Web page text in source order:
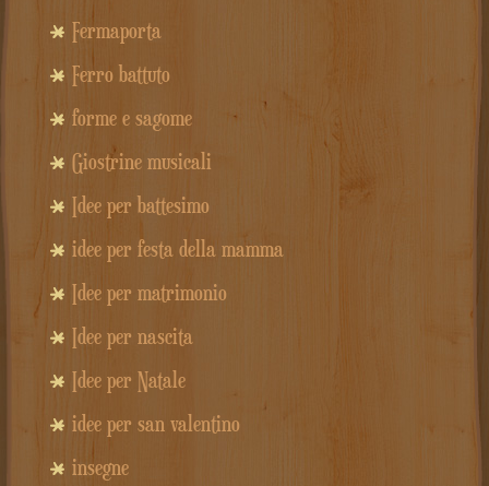
Fermaporta
Ferro battuto
forme e sagome
Giostrine musicali
Idee per battesimo
idee per festa della mamma
Idee per matrimonio
Idee per nascita
Idee per Natale
idee per san valentino
insegne